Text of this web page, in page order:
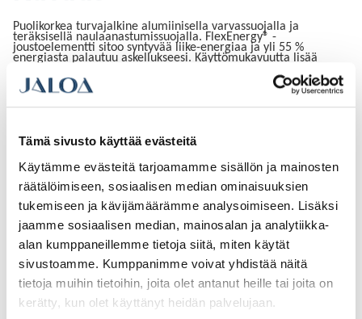
Tämä sivusto käyttää evästeitä
Käytämme evästeitä tarjoamamme sisällön ja mainosten
räätälöimiseen, sosiaalisen median ominaisuuksien
tukemiseen ja kävijämäärämme analysoimiseen. Lisäksi
jaamme sosiaalisen median, mainosalan ja analytiikka-
alan kumppaneillemme tietoja siitä, miten käytät
sivustoamme. Kumppanimme voivat yhdistää näitä
tietoja muihin tietoihin, joita olet antanut heille tai joita on
kerätty, kun olet käyttänyt heidän palvelujaan.
Puolikorkea turvajalkine alumiinisella varvassuojalla ja
teräksisellä naulaanastumissuojalla. FlexEnergy® -
joustoelementti sitoo syntyvää liike-energiaa ja yli 55 %
energiasta palautuu askellukseesi. Käyttömukavuutta lisää
hyväksytty.
Tutustu myös
Ale!